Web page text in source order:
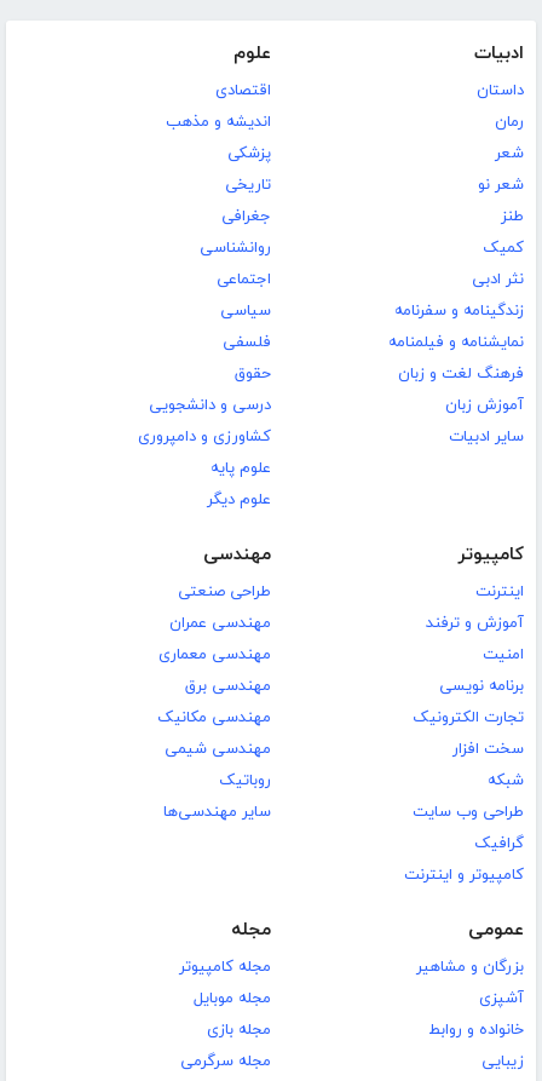
ادبیات
داستان
رمان
شعر
شعر نو
طنز
کمیک
نثر ادبی
زندگینامه و سفرنامه
نمایشنامه و فیلمنامه
فرهنگ لغت و زبان
آموزش زبان
سایر ادبیات
علوم
اقتصادی
اندیشه و مذهب
پزشکی
تاریخی
جغرافی
روانشناسی
اجتماعی
سیاسی
فلسفی
حقوق
درسی و دانشجویی
کشاورزی و دامپروری
علوم پایه
علوم دیگر
کامپیوتر
اینترنت
آموزش و ترفند
امنیت
برنامه نویسی
تجارت الکترونیک
سخت افزار
شبکه
طراحی وب سایت
گرافیک
کامپیوتر و اینترنت
مهندسی
طراحی صنعتی
مهندسی عمران
مهندسی معماری
مهندسی برق
مهندسی مکانیک
مهندسی شیمی
روباتیک
سایر مهندسی‌ها
عمومی
بزرگان و مشاهیر
آشپزی
خانواده و روابط
زیبایی
مجله
مجله کامپیوتر
مجله موبایل
مجله بازی
مجله سرگرمی